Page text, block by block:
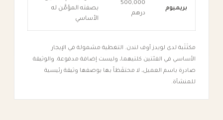
بريميوم
500,000
درهم
بصفته المؤمَّن له
الأساسي
مكتَتَبة لدى لويدز أوف لندن. التغطية مشمولة في الإيجار
الأساسي في الفئتين كلتيهما، وليست إضافة مدفوعة. والوثيقة
صادرة باسم العميل، لا محتفَظاً بها بوصفها وثيقة رئيسية
للمنشأة.